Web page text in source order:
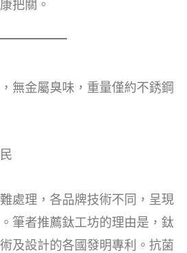
把關。
無金屬臭味，重量僅約不銹鋼
處理，各品牌技術不同，呈現
筆者推薦鈦工坊的理由是，鈦
及設計的各國發明專利。抗菌